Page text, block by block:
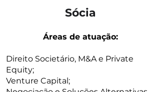
Sócia
Áreas de atuação:
Direito Societário, M&A e Private
Equity;
Venture Capital;